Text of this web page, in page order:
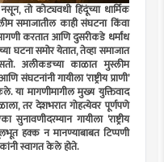
तो कोट्यवधी हिंदूंच्या धार्मिक
समाजातील काही संघटना किंवा
मागणी करतात आणि दुसरीकडे धर्मांध
घटना समोर येतात, तेव्हा समाजात
अलीकडच्या काळात मुस्लीम
गायीला ‘राष्ट्रीय प्राणी’
या मागणीमागील मुख्य युक्तिवाद
तर देशभरात गोहत्येवर पूर्णपणे
गायीला ‘राष्ट्रीय
हक्क न मानण्याबाबत टिप्पणी
स्वागत केले होते.